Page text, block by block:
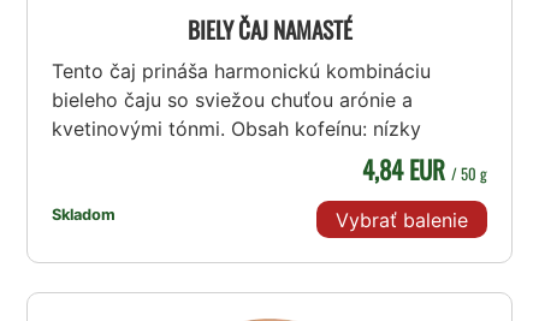
BIELY ČAJ NAMASTÉ
Tento čaj prináša harmonickú kombináciu
bieleho čaju so sviežou chuťou arónie a
kvetinovými tónmi. Obsah kofeínu: nízky
Skladom
4,84 EUR / 50 g
Vybrať balenie